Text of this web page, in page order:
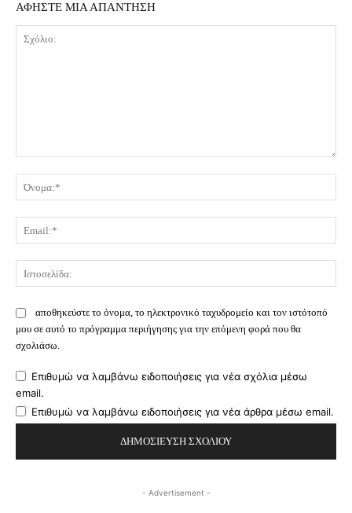
ΑΦΗΣΤΕ ΜΙΑ ΑΠΑΝΤΗΣΗ
αποθηκεύστε το όνομα, το ηλεκτρονικό ταχυδρομείο και τον ιστότοπό
μου σε αυτό το πρόγραμμα περιήγησης για την επόμενη φορά που θα
σχολιάσω.
Επιθυμώ να λαμβάνω ειδοποιήσεις για νέα σχόλια μέσω
email.
Επιθυμώ να λαμβάνω ειδοποιήσεις για νέα άρθρα μέσω email.
- Advertisement -